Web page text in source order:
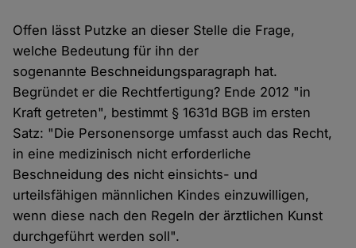
Offen lässt Putzke an dieser Stelle die Frage,
welche Bedeutung für ihn der
sogenannte Beschneidungsparagraph hat.
Begründet er die Rechtfertigung? Ende 2012 "in
Kraft getreten", bestimmt § 1631d BGB im ersten
Satz: "Die Personensorge umfasst auch das Recht,
in eine medizinisch nicht erforderliche
Beschneidung des nicht einsichts- und
urteilsfähigen männlichen Kindes einzuwilligen,
wenn diese nach den Regeln der ärztlichen Kunst
durchgeführt werden soll".